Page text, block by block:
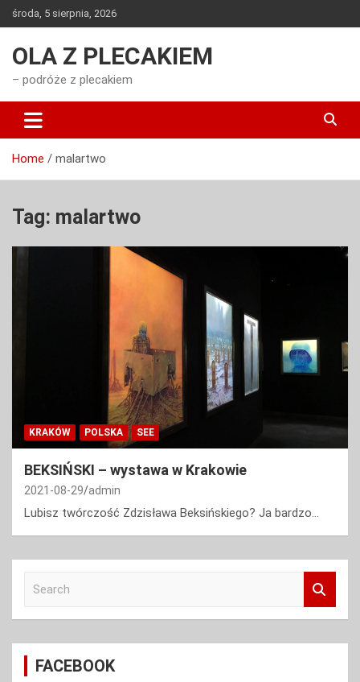
Skip
to
środa, 5 sierpnia, 2026
OLA Z PLECAKIEM
– podróże z plecakiem
Home malartwo
Tag: malartwo
KRAKÓW POLSKA SEE
BEKSIŃSKI – wystawa w Krakowie
2021-08-29 admin
Lubisz twórczość Zdzisława Beksińskiego? Ja bardzo...
c
FACEBOOK